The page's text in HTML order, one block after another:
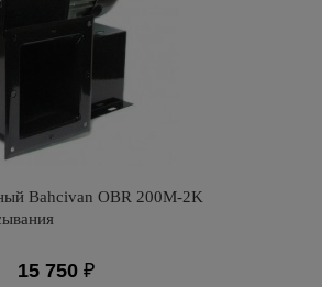
Bahcivan OBR 200M-2K
15 750 ₽